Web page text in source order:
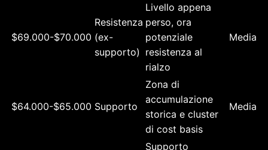
$69.000-$70.000
Resistenza
(ex-
supporto)
Livello appena
perso, ora
potenziale
resistenza al
rialzo
Media
$64.000-$65.000 Supporto
Zona di
accumulazione
storica e cluster
di cost basis
Media
Supporto